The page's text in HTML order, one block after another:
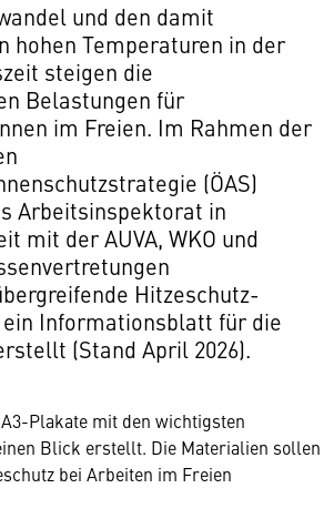
und den damit
hohen Temperaturen in der
steigen die
Belastungen für
im Freien. Im Rahmen der
(ÖAS)
Arbeitsinspektorat in
mit der AUVA, WKO und
Hitzeschutz-
Informationsblatt für die
(Stand April 2026).
Plakate mit den wichtigsten
Blick erstellt. Die Materialien sollen
bei Arbeiten im Freien